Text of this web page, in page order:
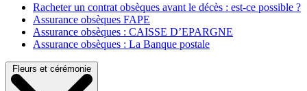
Racheter un contrat obsèques avant le décès : est-ce possible ?
Assurance obsèques FAPE
Assurance obsèques : CAISSE D’EPARGNE
Assurance obsèques : La Banque postale
Fleurs et cérémonie